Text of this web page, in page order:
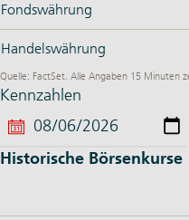
Fondswährung
Handelswährung
Quelle: FactSet. Alle Angaben 15 Minuten
Kennzahlen
Historische Börsenkurse